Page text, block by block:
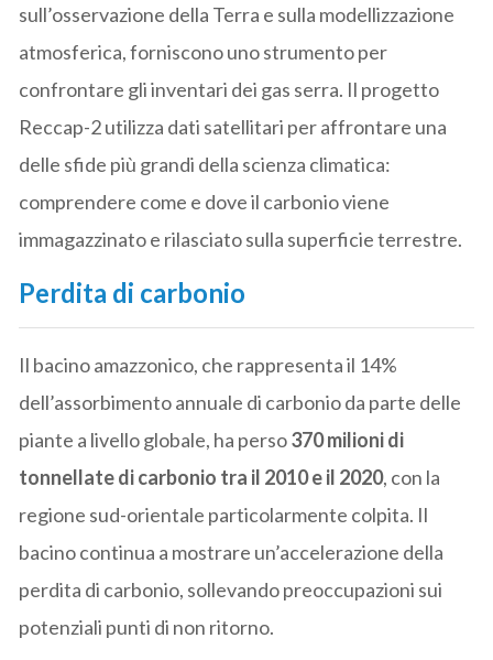
sull’osservazione della Terra e sulla modellizzazione
atmosferica, forniscono uno strumento per
confrontare gli inventari dei gas serra. Il progetto
Reccap-2 utilizza dati satellitari per affrontare una
delle sfide più grandi della scienza climatica:
comprendere come e dove il carbonio viene
immagazzinato e rilasciato sulla superficie terrestre.
Perdita di carbonio
Il bacino amazzonico, che rappresenta il 14%
dell’assorbimento annuale di carbonio da parte delle
piante a livello globale, ha perso370 milioni di
tonnellate di carbonio tra il 2010 e il 2020, con la
regione sud-orientale particolarmente colpita. Il
bacino continua a mostrare un’accelerazione della
perdita di carbonio, sollevando preoccupazioni sui
potenziali punti di non ritorno.